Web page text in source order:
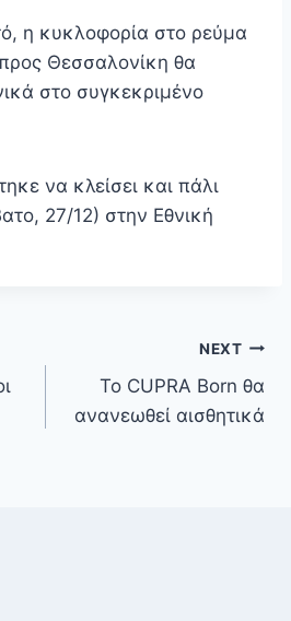
η κυκλοφορία στο ρεύμα
Θεσσαλονίκη θα
στο συγκεκριμένο
να κλείσει και πάλι
27/12) στην Εθνική
NEXT
Το CUPRA Born θα
ανανεωθεί αισθητικά